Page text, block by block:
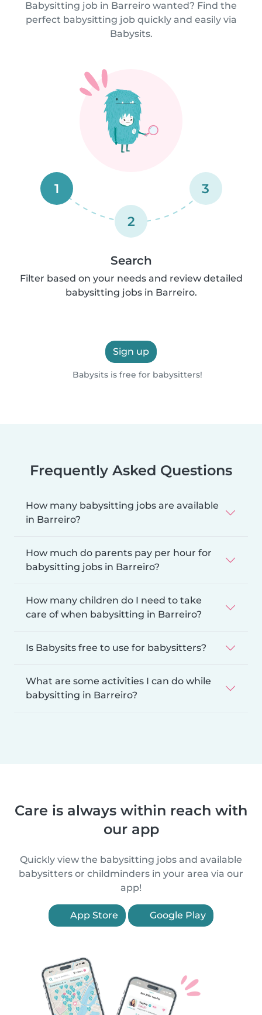
Babysitting job in Barreiro wanted? Find the
perfect babysitting job quickly and easily via
Babysits.
1
2
3
Search
Filter based on your needs and review detailed
babysitting jobs in Barreiro.
Sign up
Babysits is free for babysitters!
Frequently Asked Questions
How many babysitting jobs are available
in Barreiro?
How much do parents pay per hour for
babysitting jobs in Barreiro?
How many children do I need to take
care of when babysitting in Barreiro?
Is Babysits free to use for babysitters?
What are some activities I can do while
babysitting in Barreiro?
Care is always within reach with
our app
Quickly view the babysitting jobs and available
babysitters or childminders in your area via our
app!
App Store Google Play